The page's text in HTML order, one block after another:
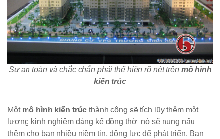
Sự an toàn và chắc chắn phải thể hiện rõ nét trên mô hình
kiến trúc
Một mô hình kiến trúc thành công sẽ tích lũy thêm một
lượng kinh nghiệm đáng kể đồng thời nó sẽ nung nấu
thêm cho bạn nhiều niềm tin, động lực để phát triển. Bạn